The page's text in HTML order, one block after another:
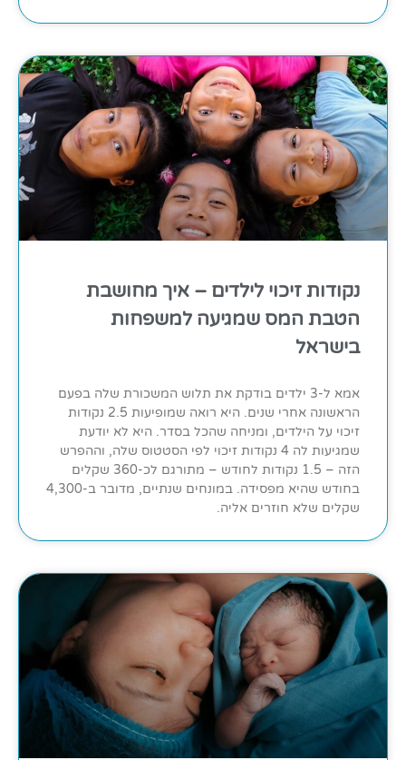
נקודות זיכוי לילדים – איך מחושבת
הטבת המס שמגיעה למשפחות
בישראל
אמא ל-3 ילדים בודקת את תלוש המשכורת שלה בפעם
הראשונה אחרי שנים. היא רואה שמופיעות 2.5 נקודות
זיכוי על הילדים, ומניחה שהכל בסדר. היא לא יודעת
שמגיעות לה 4 נקודות זיכוי לפי הסטטוס שלה, וההפרש
הזה – 1.5 נקודות לחודש – מתורגם לכ-360 שקלים
בחודש שהיא מפסידה. במונחים שנתיים, מדובר ב-4,300
שקלים שלא חוזרים אליה.